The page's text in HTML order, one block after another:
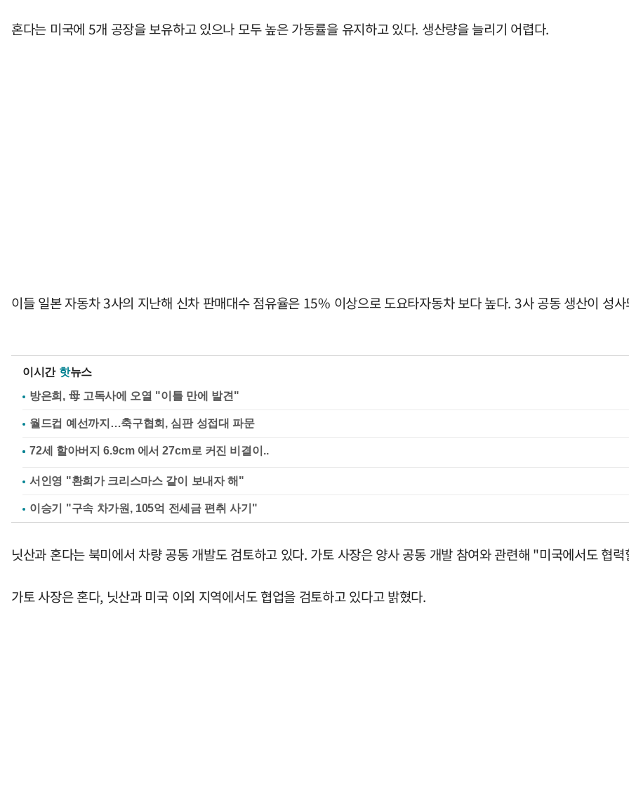
혼다는 미국에 5개 공장을 보유하고 있으나 모두 높은 가동률을 유지하고 있다. 생산량을 늘리기 어렵다.
이들 일본 자동차 3사의 지난해 신차 판매대수 점유율은 15% 이상으로 도요타자동차 보다 높다. 3사 공동 생산이 성
이시간 핫뉴스
방은희, 母 고독사에 오열 "이틀 만에 발견"
월드컵 예선까지…축구협회, 심판 성접대 파문
서인영 "환희가 크리스마스 같이 보내자 해"
이승기 "구속 차가원, 105억 전세금 편취 사기"
닛산과 혼다는 북미에서 차량 공동 개발도 검토하고 있다. 가토 사장은 양사 공동 개발 참여와 관련해 "미국에서도 협
가토 사장은 혼다, 닛산과 미국 이외 지역에서도 협업을 검토하고 있다고 밝혔다.